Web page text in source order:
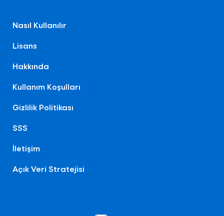
Nasıl Kullanılır
Lisans
Hakkında
Kullanım Koşulları
Gizlilik Politikası
SSS
İletişim
Açık Veri Stratejisi